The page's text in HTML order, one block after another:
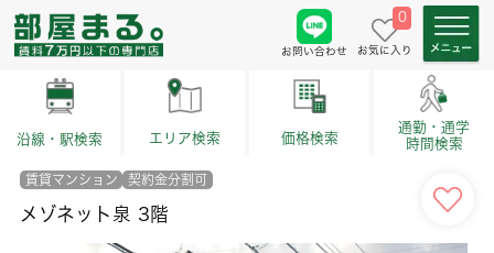
お問い合わせ
0
お気に入り
沿線・駅検索 エリア検索 価格検索
通勤・通学
時間検索
賃貸マンション 契約金分割可
メゾネット泉 3階